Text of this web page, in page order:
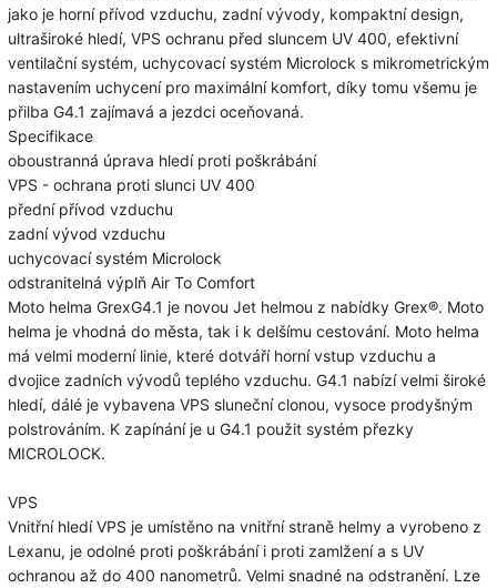
jako je horní přívod vzduchu, zadní vývody, kompaktní design,
ultraširoké hledí, VPS ochranu před sluncem UV 400, efektivní
ventilační systém, uchycovací systém Microlock s mikrometrickým
nastavením uchycení pro maximální komfort, díky tomu všemu je
přilba G4.1 zajímavá a jezdci oceňovaná.
Specifikace
oboustranná úprava hledí proti poškrábání
VPS - ochrana proti slunci UV 400
přední přívod vzduchu
zadní vývod vzduchu
uchycovací systém Microlock
odstranitelná výplň Air To Comfort
Moto helma GrexG4.1 je novou Jet helmou z nabídky Grex®. Moto
helma je vhodná do města, tak i k delšímu cestování. Moto helma
má velmi moderní linie, které dotváří horní vstup vzduchu a
dvojice zadních vývodů teplého vzduchu. G4.1 nabízí velmi široké
hledí, dálé je vybavena VPS sluneční clonou, vysoce prodyšným
polstrováním. K zapínání je u G4.1 použit systém přezky
MICROLOCK.
VPS
Vnitřní hledí VPS je umístěno na vnitřní straně helmy a vyrobeno z
Lexanu, je odolné proti poškrábání i proti zamlžení a s UV
ochranou až do 400 nanometrů. Velmi snadné na odstranění. Lze